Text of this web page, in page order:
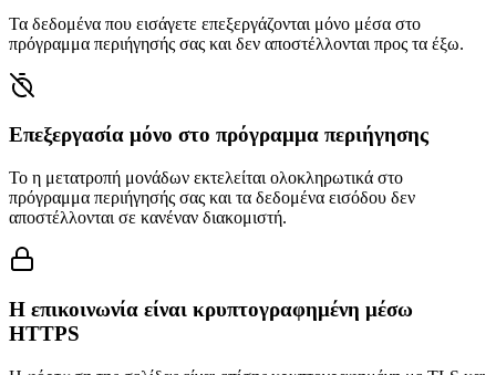
Τα δεδομένα που εισάγετε επεξεργάζονται μόνο μέσα στο
πρόγραμμα περιήγησής σας και δεν αποστέλλονται προς τα έξω.
Επεξεργασία μόνο στο πρόγραμμα περιήγησης
Το η μετατροπή μονάδων εκτελείται ολοκληρωτικά στο
πρόγραμμα περιήγησής σας και τα δεδομένα εισόδου δεν
αποστέλλονται σε κανέναν διακομιστή.
Η επικοινωνία είναι κρυπτογραφημένη μέσω
HTTPS